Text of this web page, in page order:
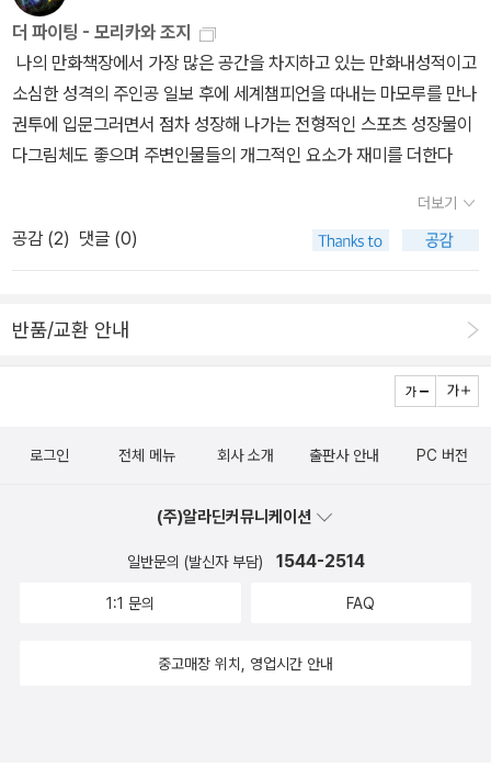
더 파이팅 - 모리카와 조지
나의 만화책장에서 가장 많은 공간을 차지하고 있는 만화내성적이고
소심한 성격의 주인공 일보 후에 세계챔피언을 따내는 마모루를 만나
권투에 입문그러면서 점차 성장해 나가는 전형적인 스포츠 성장물이
다그림체도 좋으며 주변인물들의 개그적인 요소가 재미를 더한다
더보기
공감 (2) 댓글 (0)
반품/교환 안내
로그인 전체 메뉴 회사 소개 출판사 안내 PC 버전
(주)알라딘커뮤니케이션
일반문의 (발신자 부담) 1544-2514
1:1 문의 FAQ
중고매장 위치, 영업시간 안내